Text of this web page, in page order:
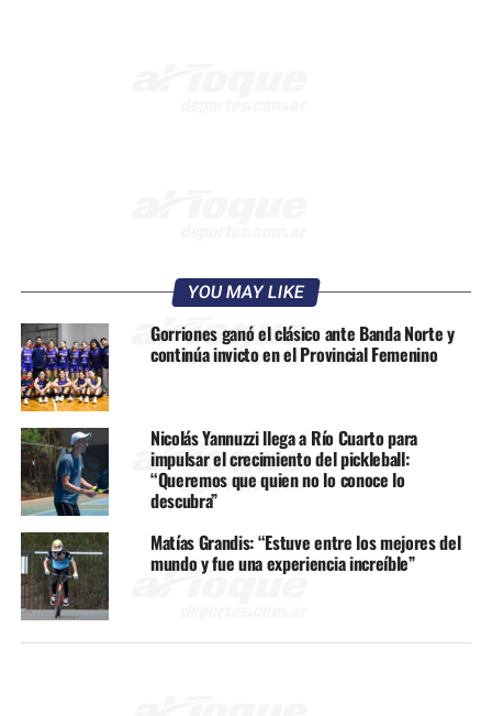
YOU MAY LIKE
Gorriones ganó el clásico ante Banda Norte y
continúa invicto en el Provincial Femenino
Nicolás Yannuzzi llega a Río Cuarto para
impulsar el crecimiento del pickleball:
“Queremos que quien no lo conoce lo
descubra”
Matías Grandis: “Estuve entre los mejores del
mundo y fue una experiencia increíble”